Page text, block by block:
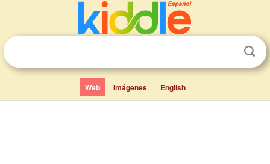
Web Imágenes English